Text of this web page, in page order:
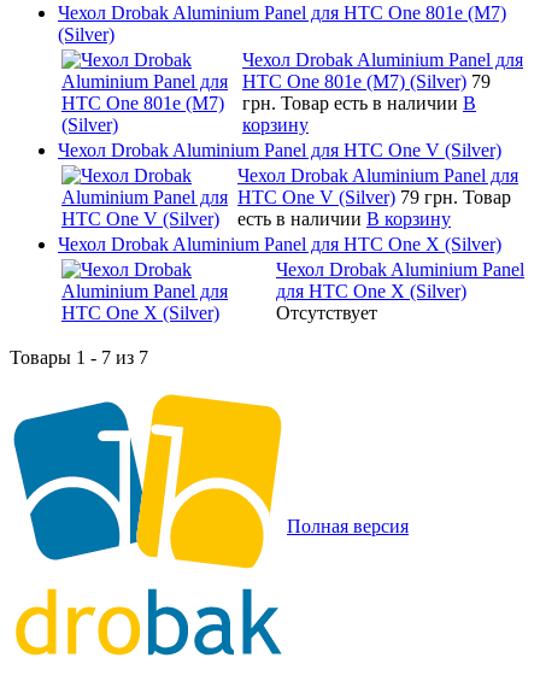
Чехол Drobak Aluminium Panel для HTC One 801e (M7)
(Silver)
Чехол Drobak Aluminium Panel для
HTC One 801e (M7) (Silver) 79
грн. Товар есть в наличии В
корзину
Чехол Drobak Aluminium Panel для HTC One V (Silver)
Чехол Drobak Aluminium Panel для
HTC One V (Silver) 79 грн. Товар
есть в наличии В корзину
Чехол Drobak Aluminium Panel для HTC One X (Silver)
Чехол Drobak Aluminium Panel
для HTC One X (Silver)
Отсутствует
Товары 1 - 7 из 7
Полная версия